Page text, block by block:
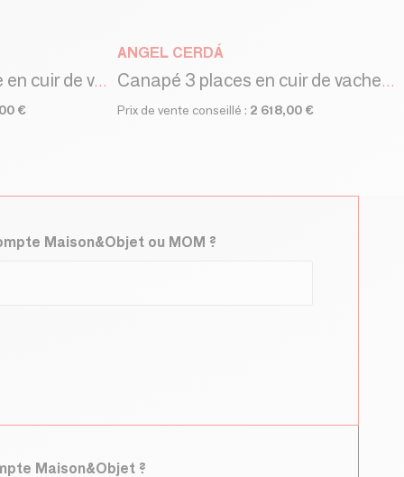
Canapé chaise longue en cuir de vachette taupe
€
ANGEL CERDÁ
Canapé 3 places en cuir de vachettette couleur Bufalo
Prix de vente conseillé : 2 618,00 €
Maison&Objet ou MOM ?
Maison&Objet ?